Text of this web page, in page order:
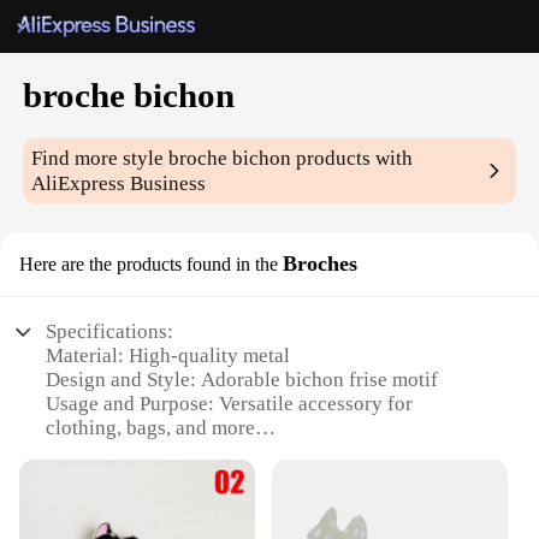
broche bichon
Find more stylebroche bichon products with
AliExpress Business
Here are the products found in the Broches
Specifications:
Material: High-quality metal
Design and Style: Adorable bichon frise motif
Usage and Purpose: Versatile accessory for
clothing, bags, and more
and fashion enthusiasts
Shape or Size or Weight or Quantity: Available in
sets or individually